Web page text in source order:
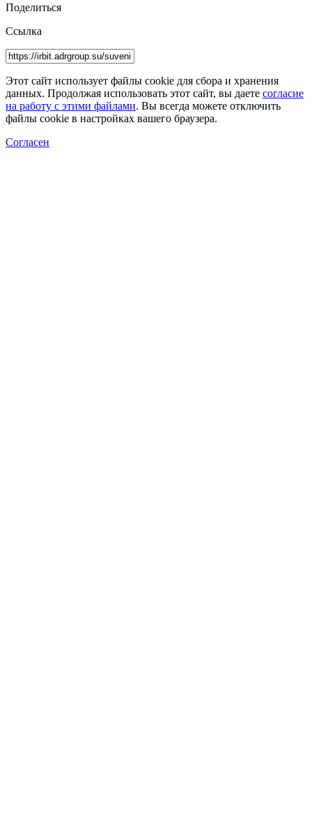
Поделиться
Ссылка
Этот сайт использует файлы cookie для сбора и хранения
данных. Продолжая использовать этот сайт, вы даете согласие
на работу с этими файлами. Вы всегда можете отключить
файлы cookie в настройках вашего браузера.
Согласен